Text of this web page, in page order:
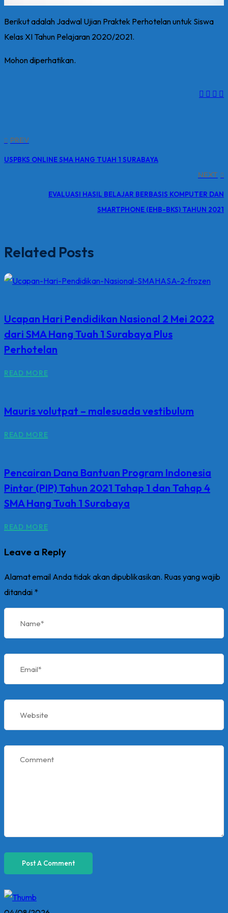
Berikut adalah Jadwal Ujian Praktek Perhotelan untuk Siswa
Kelas XI Tahun Pelajaran 2020/2021.
Mohon diperhatikan.
PREV
USPBKS ONLINE SMA HANG TUAH 1 SURABAYA
NEXT
EVALUASI HASIL BELAJAR BERBASIS KOMPUTER DAN
SMARTPHONE (EHB-BKS) TAHUN 2021
Related Posts
Ucapan Hari Pendidikan Nasional 2 Mei 2022
dari SMA Hang Tuah 1 Surabaya Plus
Perhotelan
READ MORE
Mauris volutpat – malesuada vestibulum
READ MORE
Pencairan Dana Bantuan Program Indonesia
Pintar (PIP) Tahun 2021 Tahap 1 dan Tahap 4
SMA Hang Tuah 1 Surabaya
READ MORE
Leave a Reply
Alamat email Anda tidak akan dipublikasikan. Ruas yang wajib
ditandai *